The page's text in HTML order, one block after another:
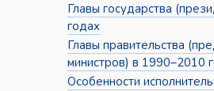
Главы государства
годах
Главы правительства
министров) в 1990–2010
Особенности